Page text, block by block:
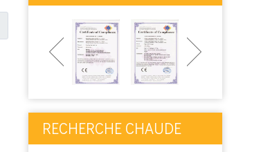
RECHERCHE CHAUDE